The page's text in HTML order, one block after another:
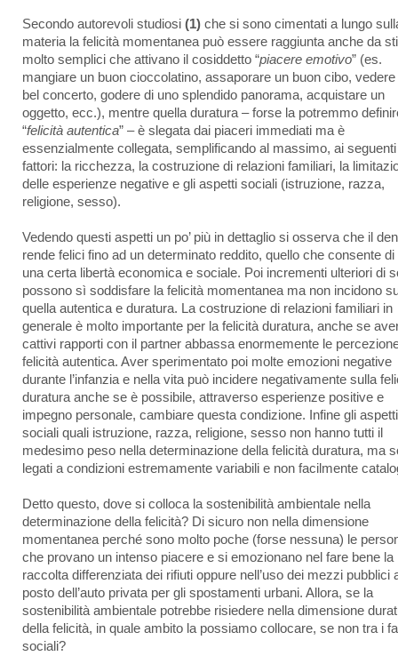
Secondo autorevoli studiosi (1) che si sono cimentati a lungo
materia la felicità momentanea può essere raggiunta anche da
molto semplici che attivano il cosiddetto “piacere emotivo” (es.
mangiare un buon cioccolatino, assaporare un buon cibo, vedere
bel concerto, godere di uno splendido panorama, acquistare un
oggetto, ecc.), mentre quella duratura – forse la potremmo
“felicità autentica” – è slegata dai piaceri immediati ma è
essenzialmente collegata, semplificando al massimo, ai seguenti
fattori: la ricchezza, la costruzione di relazioni familiari, la
delle esperienze negative e gli aspetti sociali (istruzione, razza,
religione, sesso).
Vedendo questi aspetti un po’ più in dettaglio si osserva che il
rende felici fino ad un determinato reddito, quello che consente di
una certa libertà economica e sociale. Poi incrementi ulteriori di
possono sì soddisfare la felicità momentanea ma non incidono
quella autentica e duratura. La costruzione di relazioni familiari in
generale è molto importante per la felicità duratura, anche se
cattivi rapporti con il partner abbassa enormemente le
felicità autentica. Aver sperimentato poi molte emozioni negative
durante l’infanzia e nella vita può incidere negativamente sulla
duratura anche se è possibile, attraverso esperienze positive e
impegno personale, cambiare questa condizione. Infine gli aspetti
sociali quali istruzione, razza, religione, sesso non hanno tutti il
medesimo peso nella determinazione della felicità duratura, ma
legati a condizioni estremamente variabili e non facilmente
Detto questo, dove si colloca la sostenibilità ambientale nella
determinazione della felicità? Di sicuro non nella dimensione
momentanea perché sono molto poche (forse nessuna) le
che provano un intenso piacere e si emozionano nel fare bene la
raccolta differenziata dei rifiuti oppure nell’uso dei mezzi pubblici
posto dell’auto privata per gli spostamenti urbani. Allora, se la
sostenibilità ambientale potrebbe risiedere nella dimensione
della felicità, in quale ambito la possiamo collocare, se non tra i
sociali?